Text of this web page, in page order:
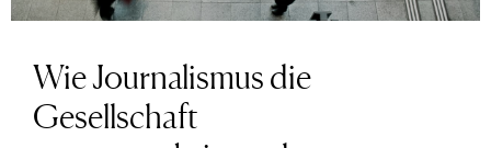
Wie Journalismus die
Gesellschaft